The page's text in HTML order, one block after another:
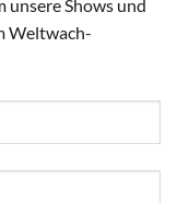
unsere Shows und
Weltwach-